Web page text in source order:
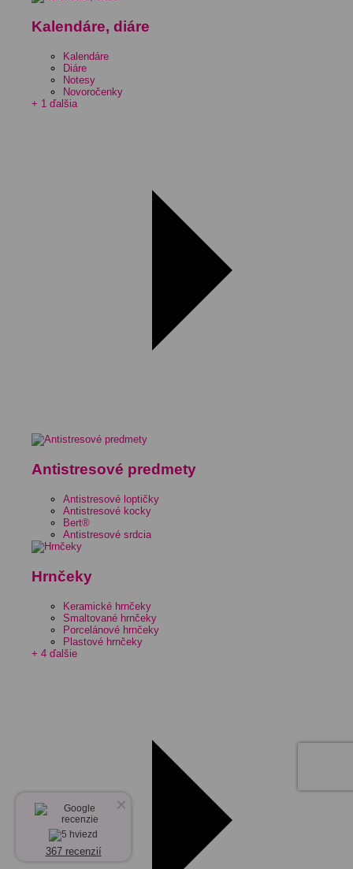
Kalendáre, diáre
Kalendáre
Diáre
Notesy
Novoročenky
+ 1 ďalšia
Antistresové predmety
Antistresové loptičky
Antistresové kocky
Bert®
Antistresové srdcia
Hrnčeky
Keramické hrnčeky
Smaltované hrnčeky
Porcelánové hrnčeky
Plastové hrnčeky
+ 4 ďalšie
×
367 recenzií